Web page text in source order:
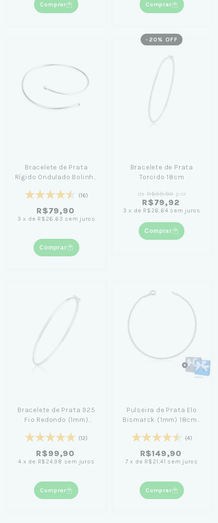
Comprar Comprar
Bracelete de Prata
Rígido Ondulado Bolinha
(16)
R$79,90
3 x de R$26,63 sem juros
Comprar
- 20 % OFF
Bracelete de Prata
Torcido 18cm
de R$99,90 por
R$79,92
3 x de R$26,64 sem juros
Comprar
Bracelete de Prata 925
Fio Redondo (1mm)
(12)
R$99,90
4 x de R$24,98 sem juros
Comprar
Pulseira de Prata Elo
Bismarck (1mm) 18cm+
(4)
R$149,90
7 x de R$21,41 sem juros
Comprar